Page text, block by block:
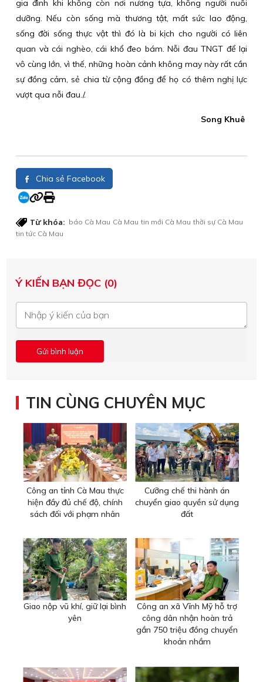
gia đình khi không còn nơi nương tựa, không người nuôi
dưỡng. Nếu còn sống mà thương tật, mất sức lao động,
sống đời sống thực vật thì đó là bi kịch cho người có liên
quan và cái nghèo, cái khổ đeo bám. Nỗi đau TNGT để lại
vô cùng lớn, vì thế, những hoàn cảnh không may này rất cần
sự đồng cảm, sẻ chia từ cộng đồng để họ có thêm nghị lực
vượt qua nỗi đau./.
Song Khuê
Chia sẻ Facebook
Từ khóa: báo Cà Mau Cà Mau tin mới Cà Mau thời sự Cà Mau
tin tức Cà Mau
Ý KIẾN BẠN ĐỌC (0)
TIN CÙNG CHUYÊN MỤC
Công an tỉnh Cà Mau thực
hiện đầy đủ chế độ, chính
sách đối với phạm nhân
Cưỡng chế thi hành án
chuyển giao quyền sử dụng
đất
Giao nộp vũ khí, giữ lại bình
yên
Công an xã Vĩnh Mỹ hỗ trợ
công dân nhận hoàn trả
gần 750 triệu đồng chuyển
khoản nhầm